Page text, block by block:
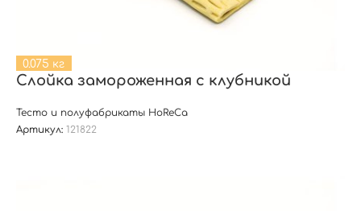
0.075 кг
Слойка замороженная с клубникой
Тесто и полуфабрикаты HoReCa
Артикул: 121822